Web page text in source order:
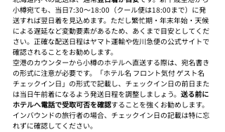
小樽宛ても、当日7:30〜18:00（クール便は18:00まで）に発
送すれば翌日着を見込めます。ただし繁忙期・年末年始・天候
による遅延など変動要素があるため、あくまで目安としてくだ
さい。正確な配送日程はヤマト運輸や佐川急便の公式サイトで
確認されることをお勧めします。
空港のカウンターから小樽のホテルへ直送する際は、宛名書き
の形式に注意が必要です。「ホテル名 フロント気付 ゲスト名
チェックイン日」の形式で記載し、チェックイン日の前日また
は当日午前着になるよう発送日程を調整しましょう。 送る前に
ホテルへ電話で受取可否を確認することを強くお勧めします。
インバウンドの旅行者の場合、チェックイン日の記載は特に忘
れずに確認してください。